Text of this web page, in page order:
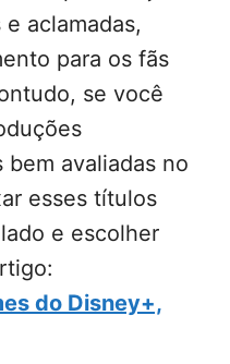
aclamadas,
para os fãs
se você
bem avaliadas no
esses títulos
e escolher
do Disney+,